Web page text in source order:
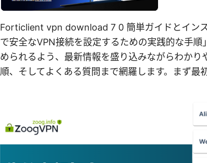
Forticlient vpn download 7 0 簡単ガイドとイン
で安全なVPN接続を設定するための実践的な手
められるよう、最新情報を盛り込みながらわか
順、そしてよくある質問まで網羅します。まず最